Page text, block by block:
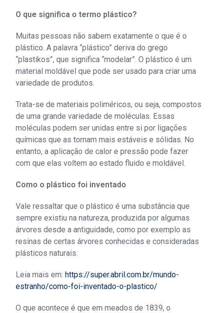
O que significa o termo plástico?
Muitas pessoas não sabem exatamente o que é o
plástico. A palavra “plástico” deriva do grego
“plastikos”, que significa “modelar”. O plástico é um
material moldável que pode ser usado para criar uma
variedade de produtos.
Trata-se de materiais poliméricos, ou seja, compostos
de uma grande variedade de moléculas. Essas
moléculas podem ser unidas entre si por ligações
químicas que as tornam mais estáveis e sólidas. No
entanto, a aplicação de calor e pressão pode fazer
com que elas voltem ao estado fluido e moldável.
Como o plástico foi inventado
Vale ressaltar que o plástico é uma substância que
sempre existiu na natureza, produzida por algumas
árvores desde a antiguidade, como por exemplo as
resinas de certas árvores conhecidas e consideradas
plásticos naturais.
Leia mais em:https://super.abril.com.br/mundo-
estranho/como-foi-inventado-o-plastico/
O que acontece é que em meados de 1839, o